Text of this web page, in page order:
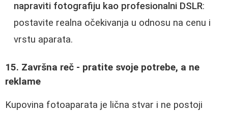
napraviti fotografiju kao profesionalni DSLR:
postavite realna očekivanja u odnosu na cenu i
vrstu aparata.
15. Završna reč - pratite svoje potrebe, a ne
reklame
Kupovina fotoaparata je lična stvar i ne postoji